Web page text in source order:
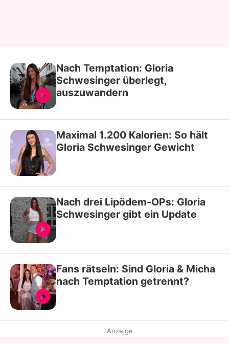
Nach Temptation: Gloria
Schwesinger überlegt,
auszuwandern
Maximal 1.200 Kalorien: So hält
Gloria Schwesinger Gewicht
Nach drei Lipödem-OPs: Gloria
Schwesinger gibt ein Update
Fans rätseln: Sind Gloria & Micha
nach Temptation getrennt?
Anzeige